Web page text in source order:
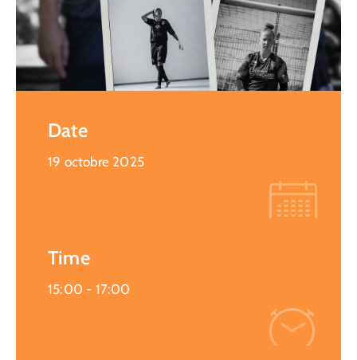
Date
19 octobre 2025
Time
15:00 - 17:00